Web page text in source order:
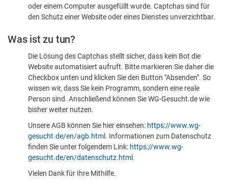
sind
oder einem Computer ausgefüllt wurde. Captchas sind für
den Schutz einer Website oder eines Dienstes unverzichtbar.
Was ist zu tun?
Die Lösung des Captchas stellt sicher, dass kein Bot die
Website automatisiert aufruft. Bitte markieren Sie daher die
Checkbox unten und klicken Sie den Button "Absenden". So
wissen wir, dass Sie kein Programm, sondern eine reale
Person sind. Anschließend können Sie WG-Gesucht.de wie
bisher weiter nutzen.
Unsere AGB können Sie hier einsehen: https://www.wg-
gesucht.de/en/agb.html . Informationen zum Datenschutz
finden Sie unter folgendem Link: https://www.wg-
gesucht.de/en/datenschutz.html .
Vielen Dank für Ihre Mithilfe.